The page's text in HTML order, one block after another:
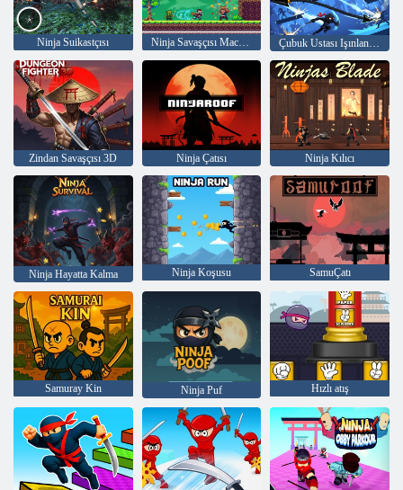
Ninja Suikastçısı Ninja Savaşçısı Macerası Çubuk Ustası Işınlanması
Zindan Savaşçısı 3D Ninja Çatısı Ninja Kılıcı
Ninja Hayatta Kalma Ninja Koşusu SamuÇatı
Samuray Kin Ninja Puf Hızlı atış